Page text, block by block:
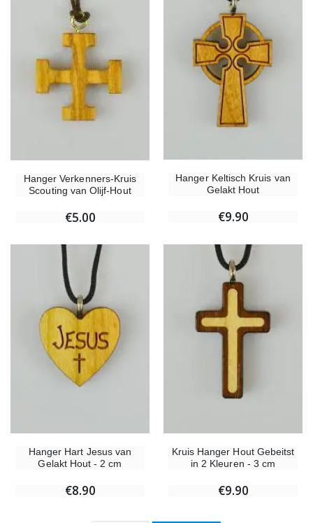
Hanger Verkenners-Kruis
Scouting van Olijf-Hout
€5.00
Hanger Keltisch Kruis van
Gelakt Hout
€9.90
Hanger Hart Jesus van
Gelakt Hout - 2 cm
€8.90
Kruis Hanger Hout Gebeitst
in 2 Kleuren - 3 cm
€9.90